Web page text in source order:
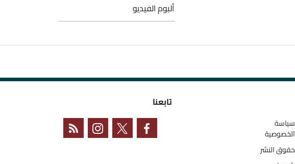
ألبوم الفيديو
سياسة
الخصوصية
حقوق النشر
تابعنا